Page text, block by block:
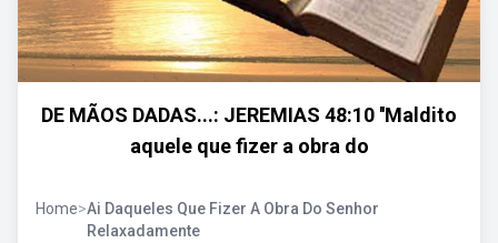
DE MÃOS DADAS...: JEREMIAS 48:10 ''Maldito
aquele que fizer a obra do
Home>Ai Daqueles Que Fizer A Obra Do Senhor
Relaxadamente